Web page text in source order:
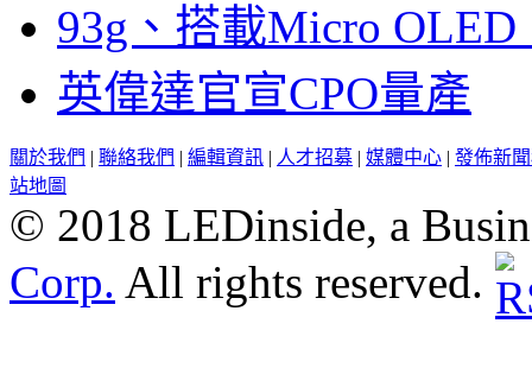
93g、搭載Micro
英偉達官宣CPO量產
關於我們 | 聯絡我們 | 編輯資訊 | 人才招募 | 媒體中心 | 發佈新
站地圖
© 2018 LEDinside, a
Corp. All rights reserved.